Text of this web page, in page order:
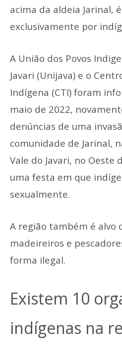
acima da aldeia Jarinal,
exclusivamente por
A União dos Povos
Javari (Unijava) e o
Indígena (CTI) foram
maio de 2022,
denúncias de uma
comunidade de Jarinal,
Vale do Javari, no Oeste
uma festa em que
sexualmente.
A região também é alvo
madeireiros e
forma ilegal.
Existem 10
indígenas na